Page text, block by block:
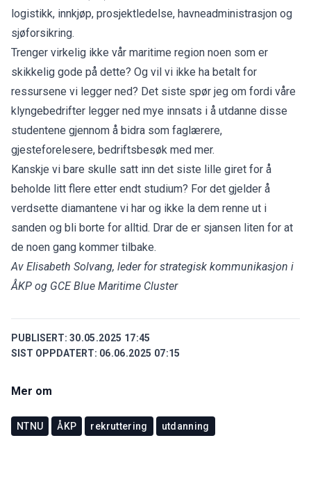
logistikk, innkjøp, prosjektledelse, havneadministrasjon og
sjøforsikring.
Trenger virkelig ikke vår maritime region noen som er
skikkelig gode på dette? Og vil vi ikke ha betalt for
ressursene vi legger ned? Det siste spør jeg om fordi våre
klyngebedrifter legger ned mye innsats i å utdanne disse
studentene gjennom å bidra som faglærere,
gjesteforelesere, bedriftsbesøk med mer.
Kanskje vi bare skulle satt inn det siste lille giret for å
beholde litt flere etter endt studium? For det gjelder å
verdsette diamantene vi har og ikke la dem renne ut i
sanden og bli borte for alltid. Drar de er sjansen liten for at
de noen gang kommer tilbake.
Av Elisabeth Solvang, leder for strategisk kommunikasjon i
ÅKP og GCE Blue Maritime Cluster
PUBLISERT: 30.05.2025 17:45
SIST OPPDATERT: 06.06.2025 07:15
Mer om
NTNU ÅKP rekruttering utdanning